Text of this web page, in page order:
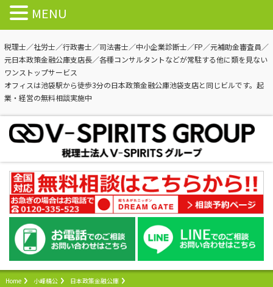
税理士／社労士／行政書士／司法書士／中小企業診断士／FP／元補助金審査員／
元日本政策金融公庫支店長／各種コンサルタントなどが常駐する他に類を見ない
ワンストップサービス
オフィスは池袋駅から徒歩3分の日本政策金融公庫池袋支店と同じビルです。起
業・経営の無料相談実施中
Home 小峰精公
日本政策金融公庫
MENU